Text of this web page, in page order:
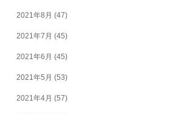
2021年8月 (47)
2021年7月 (45)
2021年6月 (45)
2021年5月 (53)
2021年4月 (57)